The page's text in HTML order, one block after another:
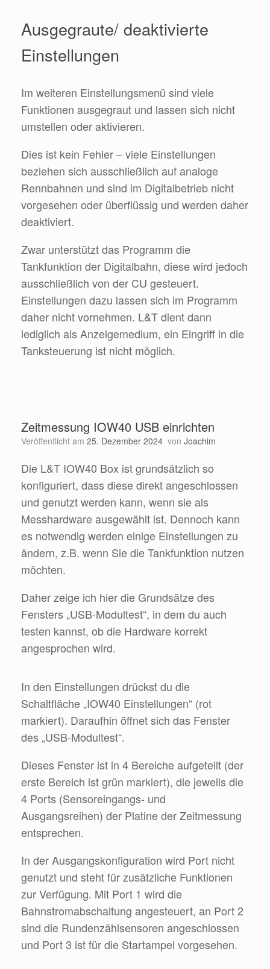
Ausgegraute/ deaktivierte
Einstellungen
Im weiteren Einstellungsmenü sind viele
Funktionen ausgegraut und lassen sich nicht
umstellen oder aktivieren.
Dies ist kein Fehler – viele Einstellungen
beziehen sich ausschließlich auf analoge
Rennbahnen und sind im Digitalbetrieb nicht
vorgesehen oder überflüssig und werden daher
deaktiviert.
Zwar unterstützt das Programm die
Tankfunktion der Digitalbahn, diese wird jedoch
ausschließlich von der CU gesteuert.
Einstellungen dazu lassen sich im Programm
daher nicht vornehmen. L&T dient dann
lediglich als Anzeigemedium, ein Eingriff in die
Tanksteuerung ist nicht möglich.
Zeitmessung IOW40 USB einrichten
Veröffentlicht am 25. Dezember 2024 von Joachim
Die L&T IOW40 Box ist grundsätzlich so
konfiguriert, dass diese direkt angeschlossen
und genutzt werden kann, wenn sie als
Messhardware ausgewählt ist. Dennoch kann
es notwendig werden einige Einstellungen zu
ändern, z.B. wenn Sie die Tankfunktion nutzen
möchten.
Daher zeige ich hier die Grundsätze des
Fensters „USB-Modultest“, in dem du auch
testen kannst, ob die Hardware korrekt
angesprochen wird.
In den Einstellungen drückst du die
Schaltfläche „IOW40 Einstellungen“ (rot
markiert). Daraufhin öffnet sich das Fenster
des „USB-Modultest“.
Dieses Fenster ist in 4 Bereiche aufgeteilt (der
erste Bereich ist grün markiert), die jeweils die
4 Ports (Sensoreingangs- und
Ausgangsreihen) der Platine der Zeitmessung
entsprechen.
In der Ausgangskonfiguration wird Port nicht
genutzt und steht für zusätzliche Funktionen
zur Verfügung. Mit Port 1 wird die
Bahnstromabschaltung angesteuert, an Port 2
sind die Rundenzählsensoren angeschlossen
und Port 3 ist für die Startampel vorgesehen.